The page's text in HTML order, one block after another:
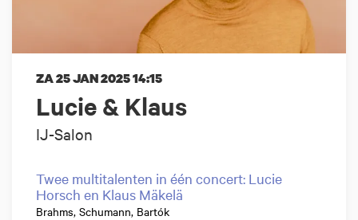
Lucie & Klaus
IJ-Salon
ZA 25 JAN 202514:15
Twee multitalenten in één concert: Lucie
Horsch en Klaus Mäkelä
Brahms, Schumann, Bartók